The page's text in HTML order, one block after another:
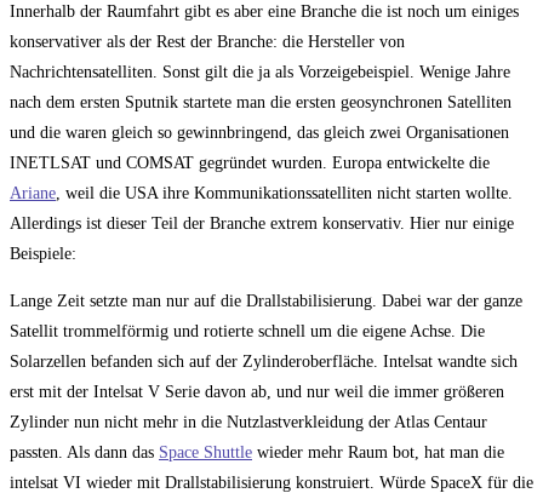
Innerhalb der Raumfahrt gibt es aber eine Branche die ist noch um einiges
konservativer als der Rest der Branche: die Hersteller von
Nachrichtensatelliten. Sonst gilt die ja als Vorzeigebeispiel. Wenige Jahre
nach dem ersten Sputnik startete man die ersten geosynchronen Satelliten
und die waren gleich so gewinnbringend, das gleich zwei Organisationen
INETLSAT und COMSAT gegründet wurden. Europa entwickelte die
Ariane , weil die USA ihre Kommunikationssatelliten nicht starten wollte.
Allerdings ist dieser Teil der Branche extrem konservativ. Hier nur einige
Beispiele:
Lange Zeit setzte man nur auf die Drallstabilisierung. Dabei war der ganze
Satellit trommelförmig und rotierte schnell um die eigene Achse. Die
Solarzellen befanden sich auf der Zylinderoberfläche. Intelsat wandte sich
erst mit der Intelsat V Serie davon ab, und nur weil die immer größeren
Zylinder nun nicht mehr in die Nutzlastverkleidung der Atlas Centaur
passten. Als dann das Space Shuttle wieder mehr Raum bot, hat man die
intelsat VI wieder mit Drallstabilisierung konstruiert. Würde SpaceX für die